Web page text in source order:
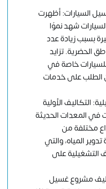
السيارات: أظهرت
شهد نموًا
بسبب زيادة عدد
الحضرية. تزايد
للسيارات خاصة في
الطلب على خدمات
التكاليف الأولية
في المعدات الحديثة
مختلفة من
المياه، والتي
التشغيلية على
مشروع غسيل